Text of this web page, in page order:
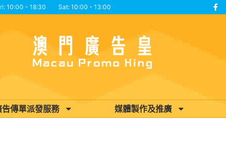
10:00 - 18:30 Sat: 10:00 - 13:00
告傳單派發服務 媒體製作及推廣